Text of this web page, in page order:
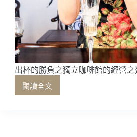
出杯的勝負之獨立咖啡館的經營
閱讀全文
出